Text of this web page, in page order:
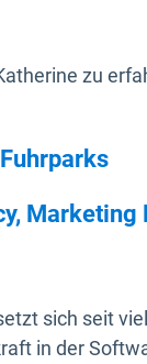
zu
sich seit
in der